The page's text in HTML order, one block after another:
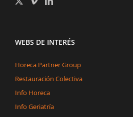
WEBS DE INTERÉS
Horeca Partner Group
Restauración Colectiva
Info Horeca
Info Geriatría